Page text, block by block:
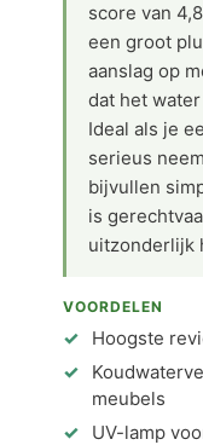
score van
een groot
aanslag op
dat het
Ideal als je
serieus
bijvullen
is
uitzonderlijk
VOORDELEN
Hoogste
meubels
UV-lamp